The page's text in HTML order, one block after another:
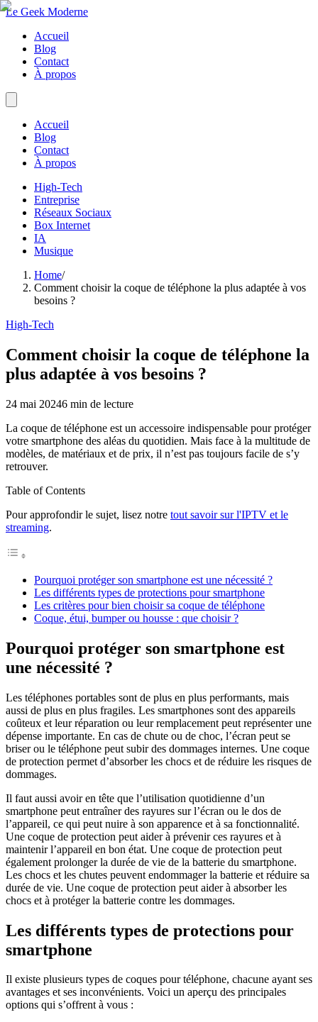
Le Geek Moderne
Accueil
Blog
Contact
À propos
Accueil
Blog
Contact
À propos
High-Tech
Entreprise
Réseaux Sociaux
Box Internet
IA
Musique
Home/
Comment choisir la coque de téléphone la plus adaptée à vos
besoins ?
High-Tech
Comment choisir la coque de téléphone la
plus adaptée à vos besoins ?
24 mai 20246 min de lecture
La coque de téléphone est un accessoire indispensable pour protéger
votre smartphone des aléas du quotidien. Mais face à la multitude de
modèles, de matériaux et de prix, il n’est pas toujours facile de s’y
retrouver.
Table of Contents
Pour approfondir le sujet, lisez notre tout savoir sur l'IPTV et le
streaming.
Pourquoi protéger son smartphone est une nécessité ?
Les différents types de protections pour smartphone
Les critères pour bien choisir sa coque de téléphone
Coque, étui, bumper ou housse : que choisir ?
Pourquoi protéger son smartphone est
une nécessité ?
Les téléphones portables sont de plus en plus performants, mais
aussi de plus en plus fragiles. Les smartphones sont des appareils
coûteux et leur réparation ou leur remplacement peut représenter une
dépense importante. En cas de chute ou de choc, l’écran peut se
briser ou le téléphone peut subir des dommages internes. Une coque
de protection permet d’absorber les chocs et de réduire les risques de
dommages.
Il faut aussi avoir en tête que l’utilisation quotidienne d’un
smartphone peut entraîner des rayures sur l’écran ou le dos de
l’appareil, ce qui peut nuire à son apparence et à sa fonctionnalité.
Une coque de protection peut aider à prévenir ces rayures et à
maintenir l’appareil en bon état. Une coque de protection peut
également prolonger la durée de vie de la batterie du smartphone.
Les chocs et les chutes peuvent endommager la batterie et réduire sa
durée de vie. Une coque de protection peut aider à absorber les
chocs et à protéger la batterie contre les dommages.
Les différents types de protections pour
smartphone
Il existe plusieurs types de coques pour téléphone, chacune ayant ses
avantages et ses inconvénients. Voici un aperçu des principales
options qui s’offrent à vous :